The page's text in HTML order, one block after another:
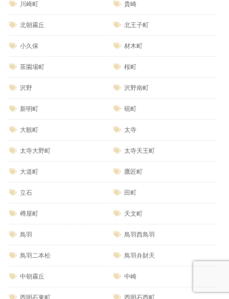
川崎町 貴崎
北朝霧丘 北王子町
小久保 材木町
茶園場町 桜町
沢野 沢野南町
新明町 硯町
大観町 太寺
太寺大野町 太寺天王町
大道町 鷹匠町
立石 田町
樽屋町 天文町
鳥羽 鳥羽西鳥羽
鳥羽二本松 鳥羽弁財天
中朝霧丘 中崎
西明石東町 西明石西町